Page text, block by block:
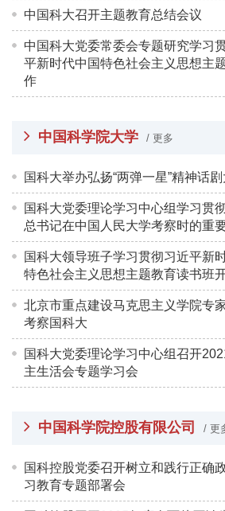
中国科大召开主题教育总结会议
中国科大党委常委会专题研究学习
平新时代中国特色社会主义思想主
作
中国科学院大学 / 更多
国科大举办弘扬“两弹一星”精神话
国科大党委理论学习中心组学习贯
总书记在中国人民大学考察时的重
国科大领导班子学习贯彻习近平新
特色社会主义思想主题教育读书班
北京市重点建设马克思主义学院专
考察国科大
国科大党委理论学习中心组召开
主生活会专题学习会
中国科学院控股有限公司 / 更
国科控股党委召开树立和践行正确
习教育专题部署会